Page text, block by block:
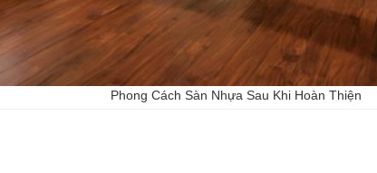
Phong Cách Sàn Nhựa Sau Khi Hoàn Thiện